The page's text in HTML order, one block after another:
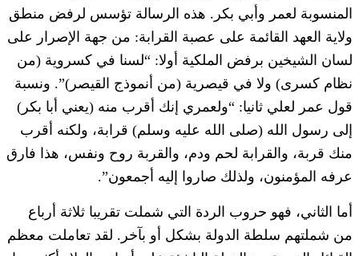
المنسوبة لعمر وأبي بكر. هذه الرسالة تؤسس لرفض منطق
ولاية العهد القائمة على عصبة القرابة: من جهة الإصرار على
لسان الشيخين برفض الملكية أولا: “لسنا في كسروية (من
نظام كسرى) ولا في قيصرية (من أنموذج القيصر)”. ونسبة
قول عمر لعلي ثانيا: “ولعمري إنك أقرب منه (يعني أبا بكر)
إلى رسول الله (صلى الله عليه وسلم) قرابة، ولكنه أقرب
منك قربة، والقرابة لحم ودم، والقربة روح ونفس، هذا فارق
عرفه المؤمنون، ولذلك صاروا إليه أجمعون”.
أما الثاني، فهو حروب الردة التي شملت تقريبا ثلاثة أرباع
من شملتهم سلطة الدولة بشكل أو بآخر. لقد تعاملت معظم